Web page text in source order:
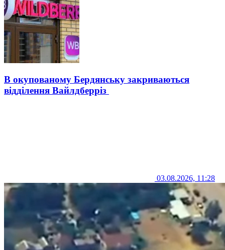
В окупованому Бердянську закриваються
відділення Вайлдберріз
03.08.2026, 11:28